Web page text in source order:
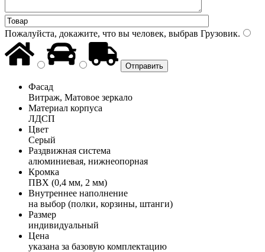
Пожалуйста, докажите, что вы человек, выбрав Грузовик.
Фасад
Витраж, Матовое зеркало
Материал корпуса
ЛДСП
Цвет
Серый
Раздвижная система
алюминиевая, нижнеопорная
Кромка
ПВХ (0,4 мм, 2 мм)
Внутреннее наполнение
на выбор (полки, корзины, штанги)
Размер
индивидуальный
Цена
указана за базовую комплектацию